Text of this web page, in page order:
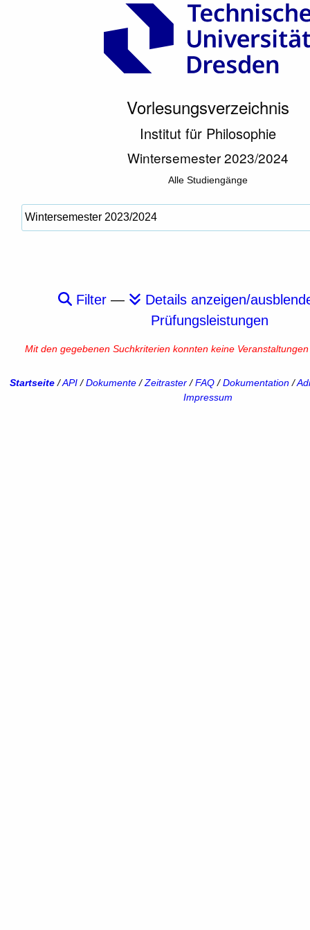
Vorlesungsverzeichnis
Institut für Philosophie
Wintersemester 2023/2024
Alle Studiengänge
Filter —
Details anzeigen/
Prüfungsleistungen
Mit den gegebenen Suchkriterien konnten keine
Startseite/API/Dokumente/Zeitraster/FAQ/Dokumentation/
Impressum